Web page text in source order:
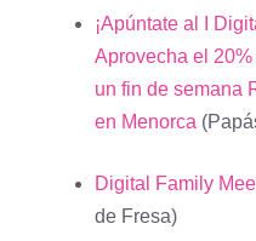
¡Apúntate al I
Aprovecha el
un fin de semana
en Menorca
Digital Family
de Fresa)